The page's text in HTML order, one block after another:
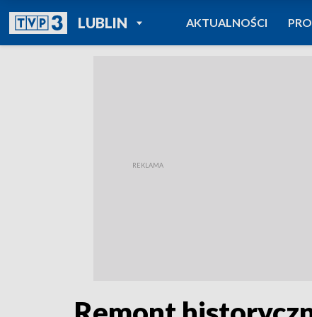
LUBLINPOWRÓT DO
TVP REGIONY
AKTUALNOŚCI